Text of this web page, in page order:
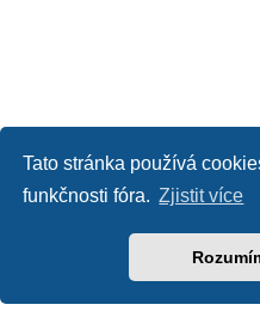
Tato stránka používá
funkčnosti fóra. Zjistit více